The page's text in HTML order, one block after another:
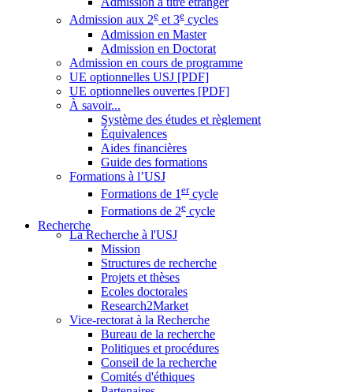
Admission aux 2e et 3e cycles
Admission en Master
Admission en Doctorat
Admission en cours de programme
UE optionnelles USJ [PDF]
UE optionnelles ouvertes [PDF]
À savoir...
Système des études et règlement
Équivalences
Aides financières
Guide des formations
Formations à l’USJ
Formations de 1 ercycle
Formations de 2e cycle
Recherche
La Recherche à l'USJ
Mission
Structures de recherche
Projets et thèses
Ecoles doctorales
Research2Market
Vice-rectorat à la Recherche
Bureau de la recherche
Politiques et procédures
Conseil de la recherche
Comités d'éthiques